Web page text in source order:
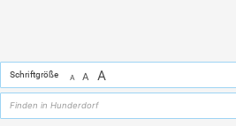
Schriftgröße A A A